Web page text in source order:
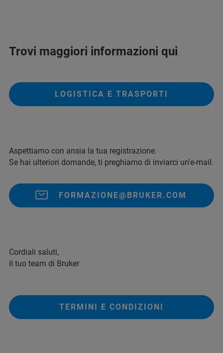
Trovi maggiori informazioni qui
LOGISTICA E TRASPORTI
Aspettiamo con ansia la tua registrazione.
Se hai ulteriori domande, ti preghiamo di inviarci un'e-mail.
FORMAZIONE@BRUKER.COM
Cordiali saluti,
il tuo team di Bruker
TERMINI E CONDIZIONI